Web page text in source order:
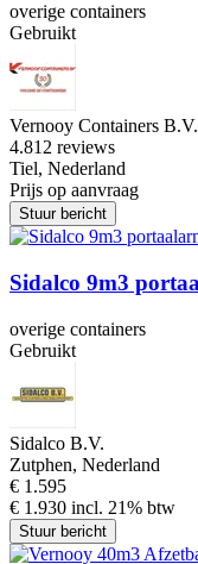
overige containers
Gebruikt
Vernooy Containers B.V.
4.812 reviews
Tiel, Nederland
Prijs op aanvraag
Stuur bericht
Sidalco 9m3
overige containers
Gebruikt
Sidalco B.V.
Zutphen, Nederland
€ 1.595
€ 1.930 incl. 21% btw
Stuur bericht